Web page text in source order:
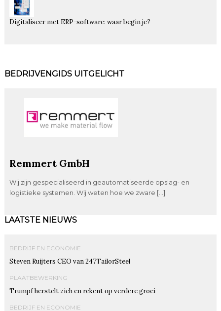
Digitaliseer met ERP-software: waar begin je?
BEDRIJVENGIDS UITGELICHT
Remmert GmbH
Wij zijn gespecialiseerd in geautomatiseerde opslag- en
logistieke systemen. Wij weten hoe we zware […]
LAATSTE NIEUWS
BEDRIJF EN ECONOMIE
Steven Ruijters CEO van 247TailorSteel
PLAATBEWERKING
Trumpf herstelt zich en rekent op verdere groei
BEDRIJF EN ECONOMIE